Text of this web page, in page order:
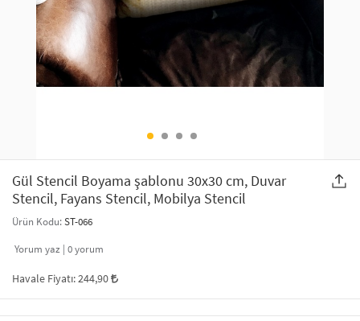
SAÇ AKSESUARLARI
GELİN / DÜĞÜN AKSESUARLARI
ŞAL VE FULAR
ODA KOKUSU VE MUM
PARTİ SÜSLERİ
YILBAŞI ÜRÜNLERİ
Gül Stencil Boyama şablonu 30x30 cm, Duvar
Stencil, Fayans Stencil, Mobilya Stencil
Ürün Kodu:ST-066
Yorum yaz | 0yorum
Havale Fiyatı:244,90